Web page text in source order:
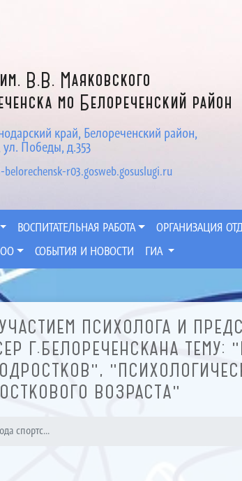
В.В. Маяковского
мо Белореченский район
край, Белореченский район,
Победы, д.353
r03.gosweb.gosuslugi.ru
ВОСПИТАТЕЛЬНАЯ РАБОТА
ОРГАНИЗАЦИЯ
СОБЫТИЯ И НОВОСТИ ГИА
ПСИХОЛОГА И
Г.БЕЛОРЕЧЕНСКАНА ТЕМУ:
ВОЗРАСТА"
спортс...